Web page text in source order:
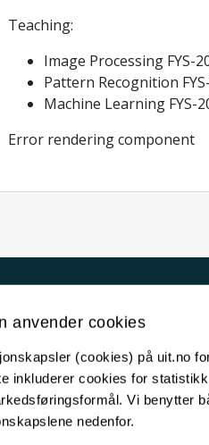
anvender cookies
(cookies) på uit.no
inkluderer cookies for
Vi benytter
nedenfor.
Teaching:
Image Processing FYS-
Pattern Recognition
Machine Learning FYS-
Error rendering component
For media
For skoler
Ledige stillinger
English website